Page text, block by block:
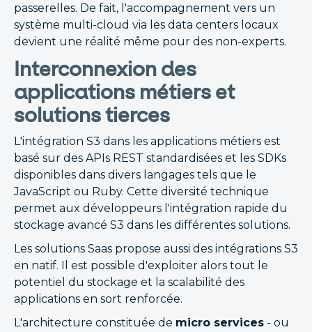
passerelles. De fait, l'accompagnement vers un
système multi-cloud via les data centers locaux
devient une réalité même pour des non-experts.
Interconnexion des
applications métiers et
solutions tierces
L'intégration S3 dans les applications métiers est
basé sur des APIs REST standardisées et les SDKs
disponibles dans divers langages tels que le
JavaScript ou Ruby. Cette diversité technique
permet aux développeurs l'intégration rapide du
stockage avancé S3 dans les différentes solutions.
Les solutions Saas propose aussi des intégrations S3
en natif. Il est possible d'exploiter alors tout le
potentiel du stockage et la scalabilité des
applications en sort renforcée.
L'architecture constituée de micro services - ou